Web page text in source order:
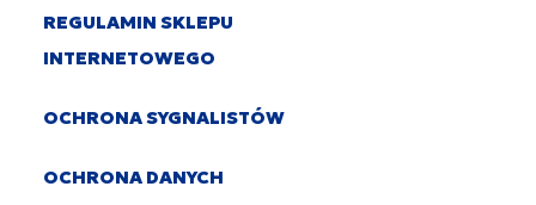
REGULAMIN SKLEPU
INTERNETOWEGO
OCHRONA SYGNALISTÓW
OCHRONA DANYCH